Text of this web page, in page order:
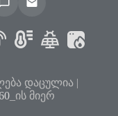
დაცულია |
_ის მიერ